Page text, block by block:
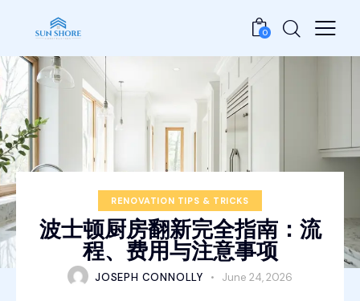
0
RENOVATION TIPS & TRICKS
波士顿厨房翻新完全指南：流
程、费用与注意事项
JOSEPH CONNOLLY June 24, 2026